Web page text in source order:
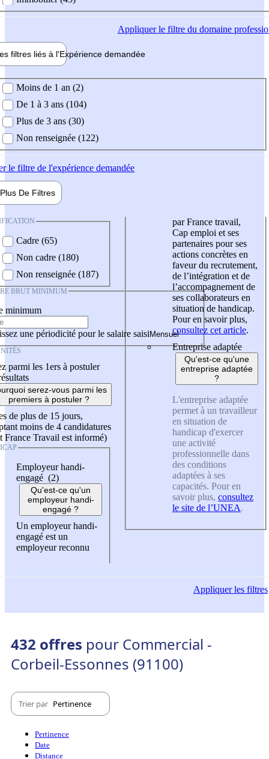
Appliquerle filtre du domaine
filtres liés à l'Expérience demandée
demandée
Moins de 1 an (2)
De 1 à 3 ans (104)
Plus de 3 ans (30)
Non renseignée (122)
le filtre de l'expérience demandée
Plus De Filtres
Cadre (65)
Non cadre (180)
Non renseignée (187)
BRUT MINIMUM
minimum
une périodicité pour le salaire saisi
parmi les 1ers à postuler
serez-vous parmi les
premiers à postuler ?
de plus de 15 jours,
moins de 4 candidatures
France Travail est informé)
Employeur handi-
engagé (2)
Qu'est-ce qu'un
employeur handi-
engagé ?
Un employeur handi-
engagé est un
employeur reconnu
par France travail,
Cap emploi et ses
partenaires pour ses
actions concrètes en
faveur du recrutement,
de l’intégration et de
l’accompagnement de
ses collaborateurs en
situation de handicap.
Pour en savoir plus,
consultez cet article.
Entreprise adaptée
Qu'est-ce qu'une
entreprise adaptée
?
L'entreprise adaptée
permet à un travailleur
en situation de
handicap d'exercer
une activité
professionnelle dans
des conditions
adaptées à ses
capacités. Pour en
savoir plus, consultez
le site de l’UNEA.
Appliquerles filtres
432 offres pour Commercial -
Corbeil-Essonnes (91100)
Trier par Pertinence
Pertinence
Date
Distance